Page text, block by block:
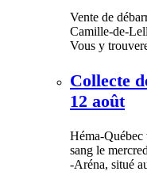
Vente de
Camille-de-
Vous y
Collecte
12 août
Héma-Québec
sang le
-Aréna, situé